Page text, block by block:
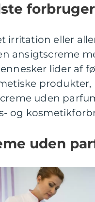
irritation eller
ansigtscreme
lider af
uden
og
uden